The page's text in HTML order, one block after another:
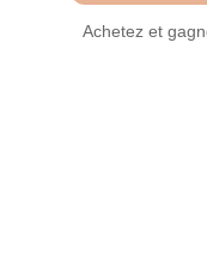
Achetez et